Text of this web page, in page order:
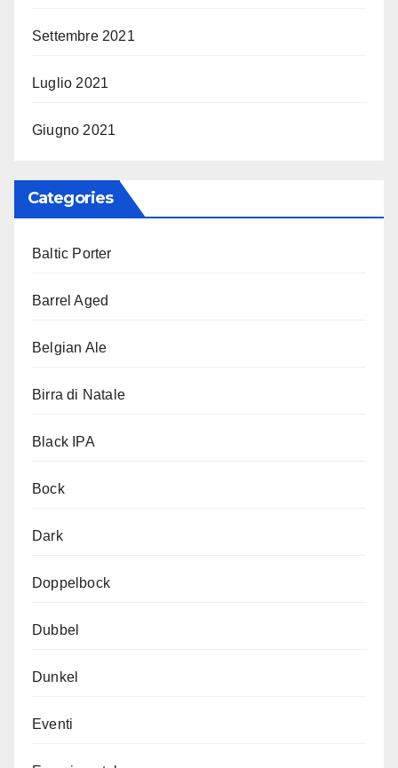
Settembre 2021
Luglio 2021
Giugno 2021
Categories
Baltic Porter
Barrel Aged
Belgian Ale
Birra di Natale
Black IPA
Bock
Dark
Doppelbock
Dubbel
Dunkel
Eventi